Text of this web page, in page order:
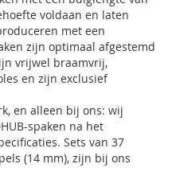
voldaan en laten
met een
zijn optimaal afgestemd
vrijwel braamvrij,
en zijn exclusief
en alleen bij ons: wij
spaken na het
Sets van 37
(14 mm), zijn bij ons